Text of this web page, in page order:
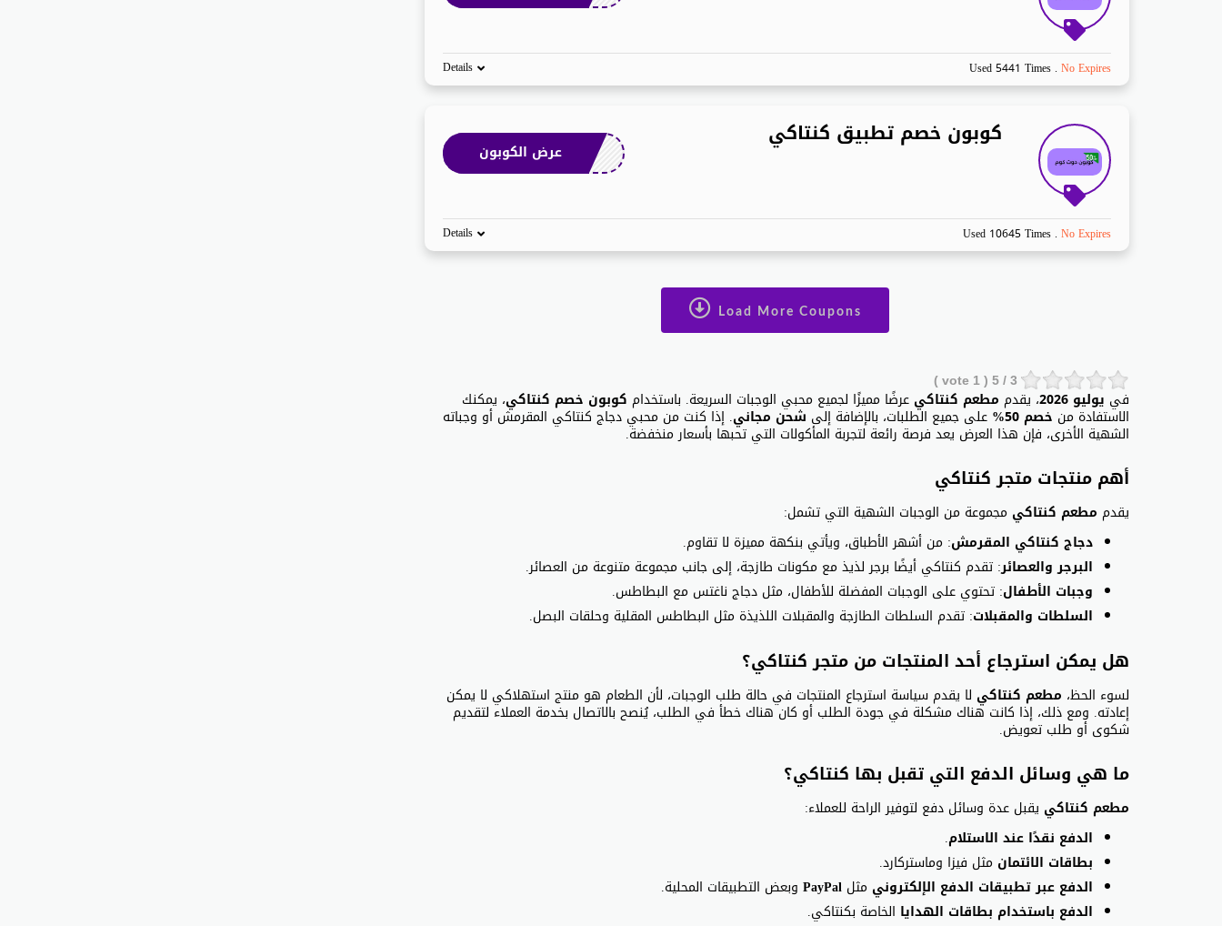
Used 5441 Times . No Expires
Details
كوبون خصم تطبيق كنتاكي
عرض الكوبون
Used 10645 Times . No Expires
Details
Load More Coupons
3
/ 5 (
1
في يوليو 2026 ، يقدم مطعم كنتاكي عرضًا مميزًا لجميع محبي الوجبات السريعة. باستخدام كوبون خصم كنتاكي، يمكنك
الاستفادة من خصم 50% على جميع الطلبات، بالإضافة إلى شحن مجاني. إذا كنت من محبي دجاج كنتاكي المقرمش أو وجباته
الشهية الأخرى، فإن هذا العرض يعد فرصة رائعة لتجربة المأكولات التي تحبها بأسعار منخفضة.
أهم منتجات متجر كنتاكي
يقدم مطعم كنتاكي مجموعة من الوجبات الشهية التي تشمل:
دجاج كنتاكي المقرمش: من أشهر الأطباق، ويأتي بنكهة مميزة لا تقاوم.
البرجر والعصائر: تقدم كنتاكي أيضًا برجر لذيذ مع مكونات طازجة، إلى جانب مجموعة متنوعة من العصائر.
وجبات الأطفال: تحتوي على الوجبات المفضلة للأطفال، مثل دجاج ناغتس مع البطاطس.
السلطات والمقبلات: تقدم السلطات الطازجة والمقبلات اللذيذة مثل البطاطس المقلية وحلقات البصل.
هل يمكن استرجاع أحد المنتجات من متجر كنتاكي؟
لسوء الحظ، مطعم كنتاكي لا يقدم سياسة استرجاع المنتجات في حالة طلب الوجبات، لأن الطعام هو منتج استهلاكي لا يمكن
إعادته. ومع ذلك، إذا كانت هناك مشكلة في جودة الطلب أو كان هناك خطأ في الطلب، يُنصح بالاتصال بخدمة العملاء لتقديم
شكوى أو طلب تعويض.
ما هي وسائل الدفع التي تقبل بها كنتاكي؟
مطعم كنتاكي يقبل عدة وسائل دفع لتوفير الراحة للعملاء:
الدفع نقدًا عند الاستلام.
بطاقات الائتمان مثل فيزا وماستركارد.
الدفع عبر تطبيقات الدفع الإلكتروني مثل PayPal وبعض التطبيقات المحلية.
الدفع باستخدام بطاقات الهدايا الخاصة بكنتاكي.